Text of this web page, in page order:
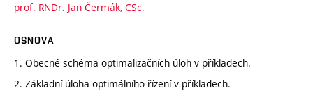
prof. RNDr. Jan Čermák, CSc.
OSNOVA
1. Obecné schéma optimalizačních úloh v příkladech.
2. Základní úloha optimálního řízení v příkladech.